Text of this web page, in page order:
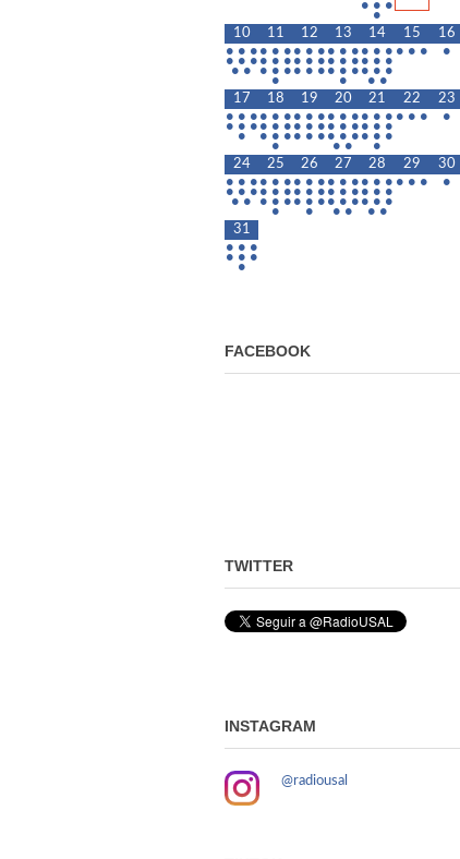
• • •
•
10
• • •
• • •
• •
11
• • •
• • •
• • •
•
12
• • •
• • •
• • •
13
• • •
• • •
• • •
•
14
• • •
• • •
• • •
• •
15
• • •
16
•
17
• • •
• • •
•
18
• • •
• • •
• • •
•
19
• • •
• • •
• • •
20
• • •
• • •
• • •
• •
21
• • •
• • •
• • •
•
22
• • •
23
•
24
• • •
• • •
• •
25
• • •
• • •
• • •
•
26
• • •
• • •
• • •
•
27
• • •
• • •
• • •
• •
28
• • •
• • •
• • •
• •
29
• • •
30
•
31
• • •
• • •
•
FACEBOOK
TWITTER
INSTAGRAM
@radiousal